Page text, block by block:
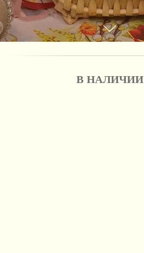
В НАЛИЧИИ